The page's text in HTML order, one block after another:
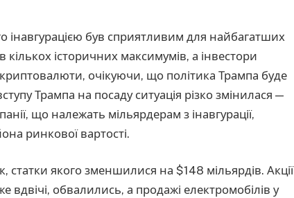
інавгурацією був сприятливим для найбагатших
кількох історичних максимумів, а інвестори
очікуючи, що політика Трампа буде
Трампа на посаду ситуація різко змінилася —
що належать мільярдерам з інавгурації,
ринкової вартості.
статки якого зменшилися на $148 мільярдів. Акції
вдвічі, обвалились, а продажі електромобілів у